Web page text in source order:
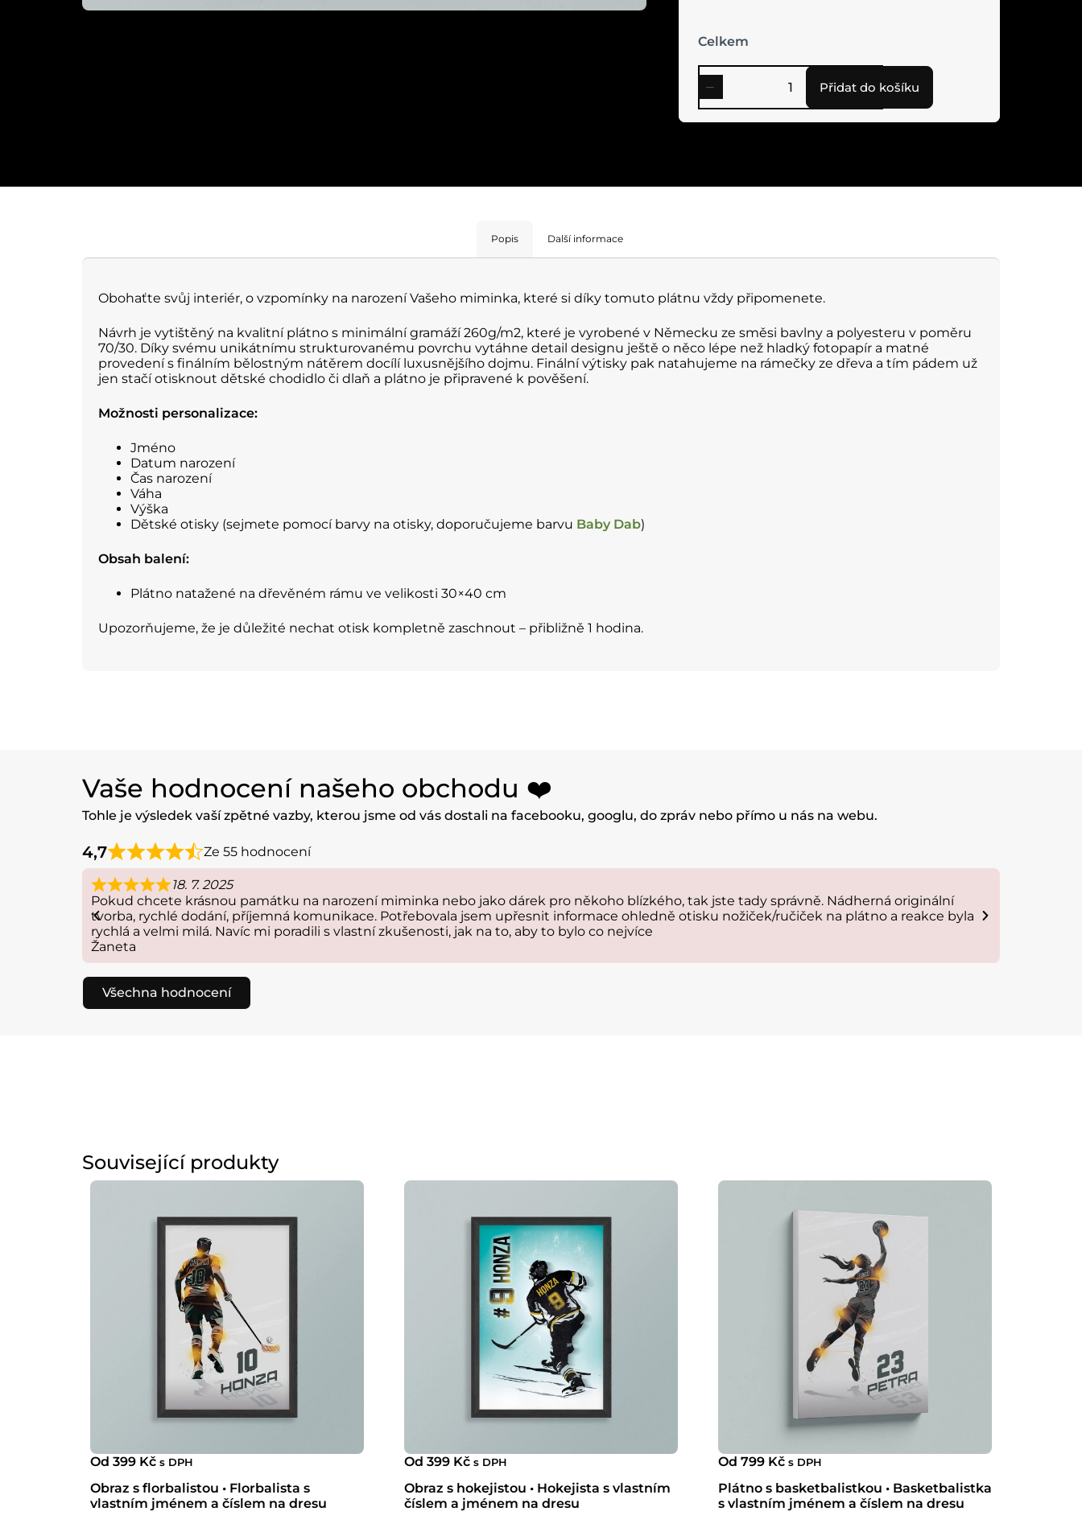
Celkem
Přidat do košíku
Popis Další informace
Obohaťte svůj interiér, o vzpomínky na narození Vašeho miminka, které si díky tomuto plátnu vždy připomenete.
Návrh je vytištěný na kvalitní plátno s minimální gramáží 260g/m2, které je vyrobené v Německu ze směsi bavlny a polyesteru v poměru
70/30. Díky svému unikátnímu strukturovanému povrchu vytáhne detail designu ještě o něco lépe než hladký fotopapír a matné
provedení s finálním bělostným nátěrem docílí luxusnějšího dojmu. Finální výtisky pak natahujeme na rámečky ze dřeva a tím pádem už
jen stačí otisknout dětské chodidlo či dlaň a plátno je připravené k pověšení.
Možnosti personalizace:
Jméno
Datum narození
Čas narození
Váha
Výška
Dětské otisky (sejmete pomocí barvy na otisky, doporučujeme barvu Baby Dab)
Obsah balení:
Plátno natažené na dřevěném rámu ve velikosti 30×40 cm
Upozorňujeme, že je důležité nechat otisk kompletně zaschnout – přibližně 1 hodina.
Vaše hodnocení našeho obchodu ❤️
Tohle je výsledek vaší zpětné vazby, kterou jsme od vás dostali na facebooku, googlu, do zpráv nebo přímo u nás na webu.
4,7 Ze 55 hodnocení
18. 7. 2025
Pokud chcete krásnou památku na narození miminka nebo jako dárek pro někoho blízkého, tak jste tady správně. Nádherná originální
tvorba, rychlé dodání, příjemná komunikace. Potřebovala jsem upřesnit informace ohledně otisku nožiček/ručiček na plátno a reakce byla
rychlá a velmi milá. Navíc mi poradili s vlastní zkušenosti, jak na to, aby to bylo co nejvíce
Žaneta
Všechna hodnocení
Související produkty
Od 399 Kč s DPH
Obraz s florbalistou • Florbalista s
vlastním jménem a číslem na dresu
Od 399 Kč s DPH
Obraz s hokejistou • Hokejista s vlastním
číslem a jménem na dresu
Od 799 Kč s DPH
Plátno s basketbalistkou • Basketbalistka
s vlastním jménem a číslem na dresu